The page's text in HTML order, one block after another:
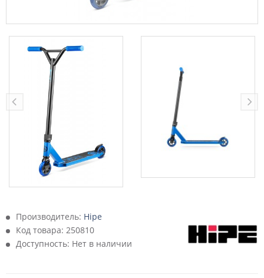
Производитель: Hipe
Код товара: 250810
Доступность: Нет в наличии